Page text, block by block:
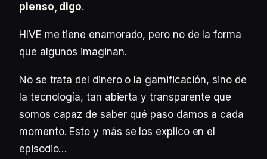
pienso, digo.
HIVE me tiene enamorado, pero no de la forma
que algunos imaginan.
No se trata del dinero o la gamificación, sino de
la tecnología, tan abierta y transparente que
somos capaz de saber qué paso damos a cada
momento. Esto y más se los explico en el
episodio…